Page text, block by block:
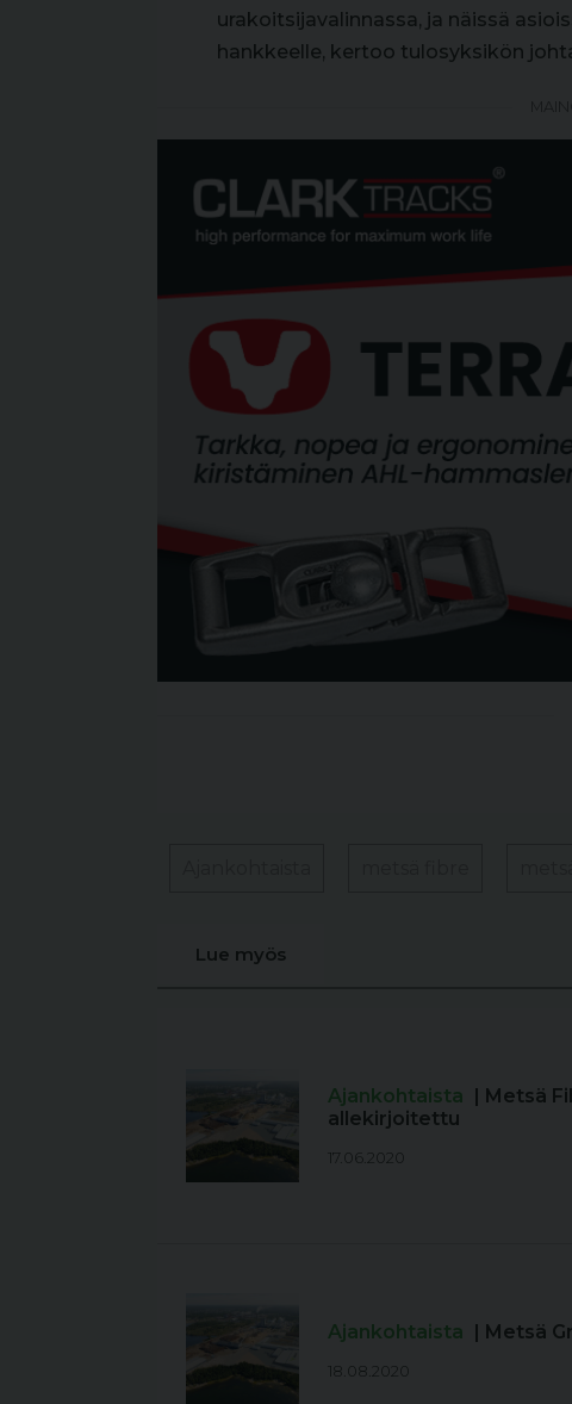
urakoitsijavalinnassa, ja näissä
hankkeelle, kertoo tulosyksikön
Lue myös
Ajankohtaista | Metsä
allekirjoitettu
17.06.2020
Ajankohtaista | Metsä
18.08.2020